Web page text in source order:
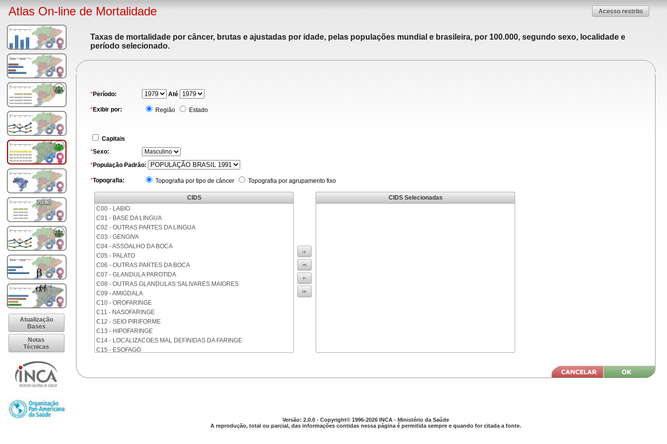
Atlas On-line de Mortalidade Acesso restrito
Atualização
Bases
Notas
Técnicas
Taxas de mortalidade por câncer, brutas e ajustadas por idade, pelas populações mundial e brasileira, por 100.000, segundo sexo, localidade e
período selecionado.
*Período: Até
*Exibir por: Região Estado
Capitais
*Sexo:
*População Padrão:
*Topografia: Topografia por tipo de câncer Topografia por agrupamento fixo
CIDS
C00 - LABIO
C01 - BASE DA LINGUA
C02 - OUTRAS PARTES DA LINGUA
C03 - GENGIVA
C04 - ASSOALHO DA BOCA
C05 - PALATO
C06 - OUTRAS PARTES DA BOCA
C07 - GLANDULA PAROTIDA
C08 - OUTRAS GLANDULAS SALIVARES MAIORES
C09 - AMIGDALA
C10 - OROFARINGE
C11 - NASOFARINGE
C12 - SEIO PIRIFORME
C13 - HIPOFARINGE
C14 - LOCALIZACOES MAL DEFINIDAS DA FARINGE
C15 - ESOFAGO
C18 - COLON
CIDS Selecionadas
Versão: 2.0.0 - Copyright© 1996-2026 INCA - Ministério da Saúde
A reprodução, total ou parcial, das informações contidas nessa página é permitida sempre e quando for citada a fonte.